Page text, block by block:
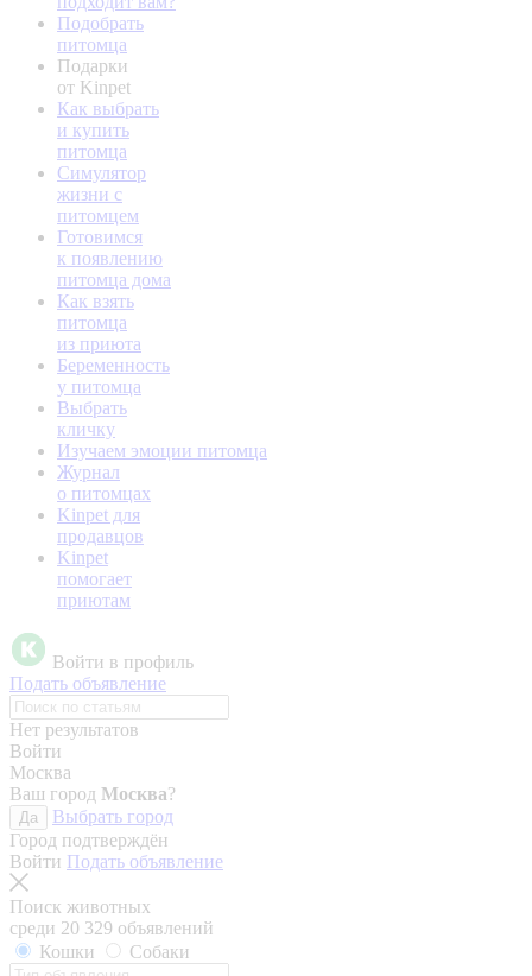
Подобрать
питомца
Подарки
от Kinpet
Как выбрать
и купить
питомца
Симулятор
жизни с
питомцем
Готовимся
к появлению
питомца дома
Как взять
питомца
из приюта
Беременность
у питомца
Выбрать
кличку
Изучаем эмоции питомца
Журнал
о питомцах
Kinpet для
продавцов
Kinpet
помогает
приютам
Войти в профиль
Подать объявление
Нет результатов
Войти
Москва
Ваш город Москва?
Да
Выбрать город
Город подтверждён
Войти Подать объявление
Поиск животных
среди 20 329 объявлений
Кошки
Собаки